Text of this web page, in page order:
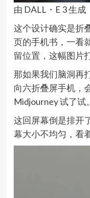
由 DALL・E 3 生成
这个设计确实是折
页的手机书，一看
留位置，这幅图片
那如果我们脑洞再
向六折叠屏手机，
Midjourney 试了试。
这回屏幕倒是排开
幕大小不均匀，看